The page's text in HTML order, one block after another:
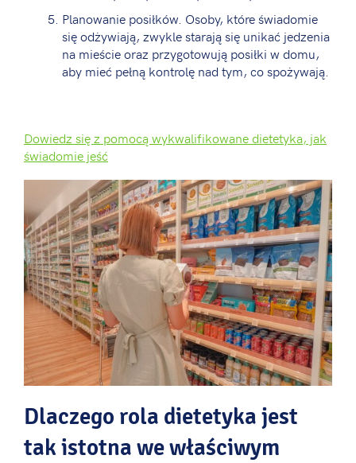
Planowanie posiłków. Osoby, które świadomie
się odżywiają, zwykle starają się unikać jedzenia
na mieście oraz przygotowują posiłki w domu,
aby mieć pełną kontrolę nad tym, co spożywają.
Dowiedz się z pomocą wykwalifikowane dietetyka, jak
świadomie jeść
Dlaczego rola dietetyka jest
tak istotna we właściwym